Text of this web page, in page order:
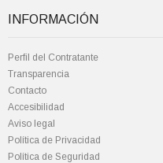
INFORMACIÓN
Perfil del Contratante
Transparencia
Contacto
Accesibilidad
Aviso legal
Política de Privacidad
Política de Seguridad